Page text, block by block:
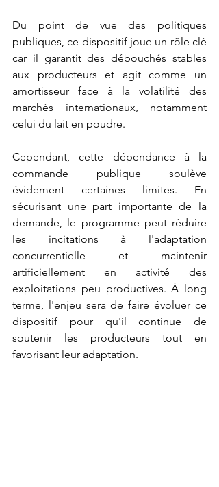
Du point de vue des politiques
publiques, ce dispositif joue un rôle clé
car il garantit des débouchés stables
aux producteurs et agit comme un
amortisseur face à la volatilité des
marchés internationaux, notamment
celui du lait en poudre.
Cependant, cette dépendance à la
commande publique soulève
évidement certaines limites. En
sécurisant une part importante de la
demande, le programme peut réduire
les incitations à l'adaptation
concurrentielle et maintenir
artificiellement en activité des
exploitations peu productives. À long
terme, l'enjeu sera de faire évoluer ce
dispositif pour qu'il continue de
soutenir les producteurs tout en
favorisant leur adaptation.